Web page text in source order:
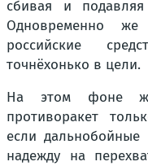
сбивая и
Одновременно
российские
точнёхонько в цели.
На этом фоне
противоракет
если
надежду на